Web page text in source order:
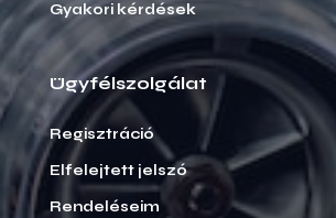
Gyakori kérdések
Ügyfélszolgálat
Regisztráció
Elfelejtett jelszó
Rendeléseim